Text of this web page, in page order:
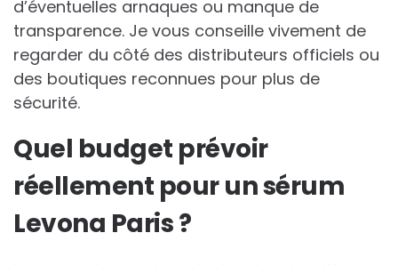
d’éventuelles arnaques ou manque de
transparence. Je vous conseille vivement de
regarder du côté des distributeurs officiels ou
des boutiques reconnues pour plus de
sécurité.
Quel budget prévoir
réellement pour un sérum
Levona Paris ?